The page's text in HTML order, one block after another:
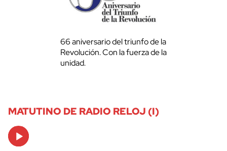
66 aniversario del triunfo de la
Revolución. Con la fuerza de la
unidad.
MATUTINO DE RADIO RELOJ (I)
Audio
Player